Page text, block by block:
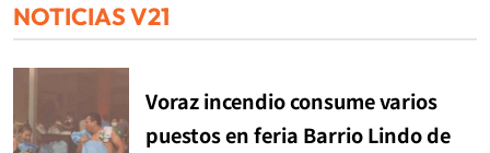
NOTICIAS V21
Voraz incendio consume varios
puestos en feria Barrio Lindo de